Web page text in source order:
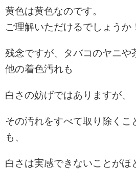
黄色は黄色なのです。
ご理解いただけるでしょうか
残念ですが、タバコのヤニや
他の着色汚れも
白さの妨げではありますが、
その汚れをすべて取り除くこ
も、
白さは実感できないことがほ